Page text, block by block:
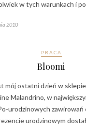
w tych warunkach i
2010
PRACA
Bloomi
mój ostatni dzień w sklepie
Malandrino, w
urodzinowych zawirowań
urodzinowym